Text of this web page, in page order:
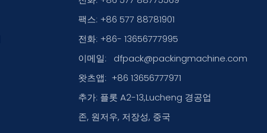
팩스: +86 577 88781901
전화: +86- 13656777995
이메일:
dfpack@packingmachine.com
왓츠앱: +86 13656777971
추가: 플롯 A2-13,Lucheng 경공업
존, 원저우, 저장성, 중국